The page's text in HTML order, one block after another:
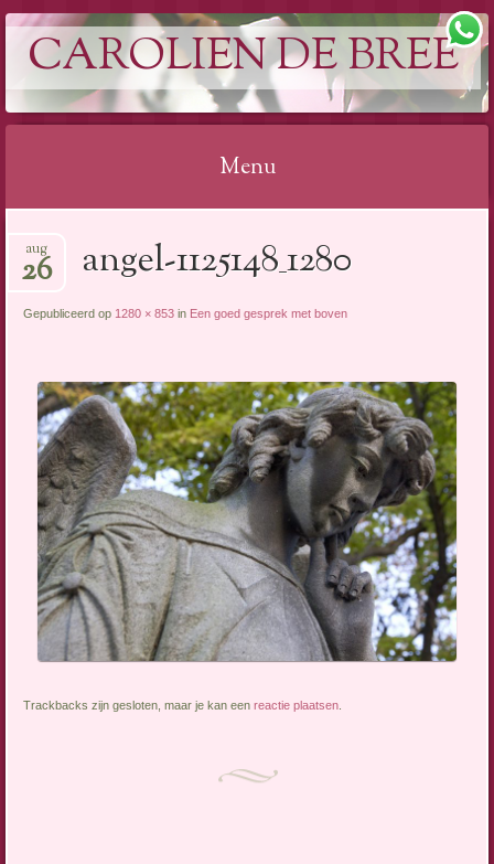
CAROLIEN DE BREE
Menu
naar
angel-1125148_1280
aug
26
Gepubliceerd op 1280 × 853 in Een goed gesprek met boven
Trackbacks zijn gesloten, maar je kan eenreactie plaatsen